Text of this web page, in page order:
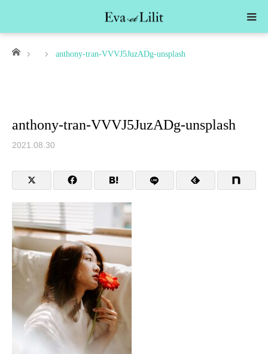
ホーム anthony-tran-VVVJ5JuzADg-unsplash
anthony-tran-VVVJ5JuzADg-unsplash
2021.08.30